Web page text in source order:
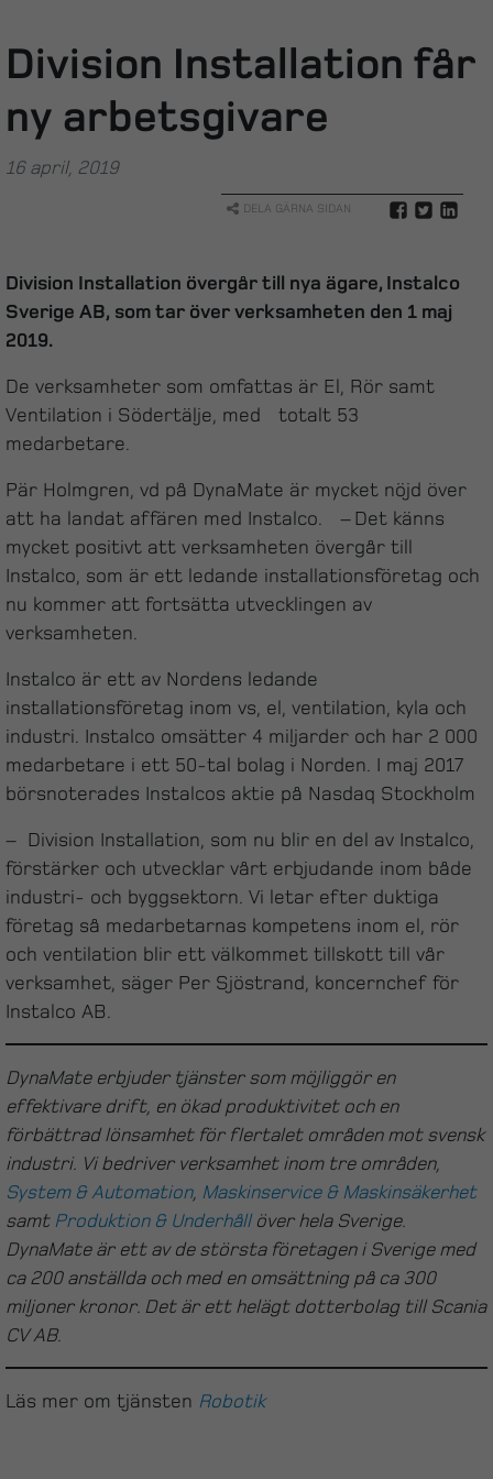
Division Installation får
ny arbetsgivare
16 april, 2019
DELA GÄRNA SIDAN
Division Installation övergår till nya ägare, Instalco
Sverige AB, som tar över verksamheten den 1 maj
2019.
De verksamheter som omfattas är El, Rör samt
Ventilation i Södertälje, med totalt 53
medarbetare.
Pär Holmgren, vd på DynaMate är mycket nöjd över
att ha landat affären med Instalco. – Det känns
mycket positivt att verksamheten övergår till
Instalco, som är ett ledande installationsföretag och
nu kommer att fortsätta utvecklingen av
verksamheten.
Instalco är ett av Nordens ledande
installationsföretag inom vs, el, ventilation, kyla och
industri. Instalco omsätter 4 miljarder och har 2 000
medarbetare i ett 50-tal bolag i Norden. I maj 2017
börsnoterades Instalcos aktie på Nasdaq Stockholm
– Division Installation, som nu blir en del av Instalco,
förstärker och utvecklar vårt erbjudande inom både
industri- och byggsektorn. Vi letar efter duktiga
företag så medarbetarnas kompetens inom el, rör
och ventilation blir ett välkommet tillskott till vår
verksamhet, säger Per Sjöstrand, koncernchef för
Instalco AB.
DynaMate erbjuder tjänster som möjliggör en
effektivare drift, en ökad produktivitet och en
förbättrad lönsamhet för flertalet områden mot svensk
industri. Vi bedriver verksamhet inom tre områden,
System & Automation, Maskinservice & Maskinsäkerhet
samt Produktion & Underhållöver hela Sverige.
DynaMate är ett av de största företagen i Sverige med
ca 200 anställda och med en omsättning på ca 300
miljoner kronor. Det är ett helägt dotterbolag till Scania
CV AB.
Läs mer om tjänsten Robotik